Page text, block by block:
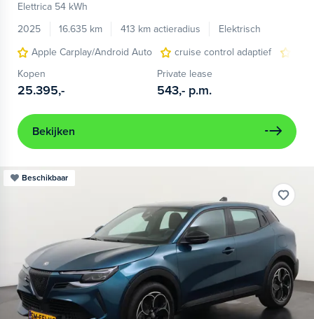
Elettrica 54 kWh
2025
16.635 km 413 km actieradius
Elektrisch
Apple Carplay/Android Auto
cruise control adaptief
Kopen
25.395,-
Private lease
543,- p.m.
Bekijken
Beschikbaar